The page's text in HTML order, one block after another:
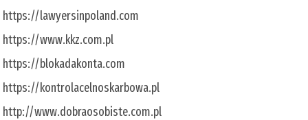
https://lawyersinpoland.com
https://www.kkz.com.pl
https://blokadakonta.com
https://kontrolacelnoskarbowa.pl
http://www.dobraosobiste.com.pl